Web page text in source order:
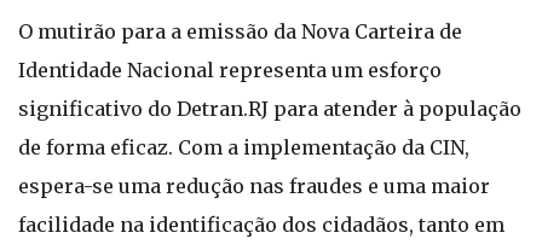
O mutirão para a emissão da Nova Carteira de
Identidade Nacional representa um esforço
significativo do Detran.RJ para atender à população
de forma eficaz. Com a implementação da CIN,
espera-se uma redução nas fraudes e uma maior
facilidade na identificação dos cidadãos, tanto em